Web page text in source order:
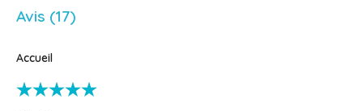
Avis (17)
Accueil